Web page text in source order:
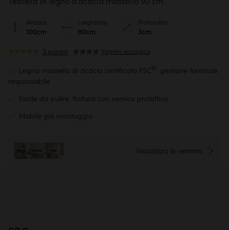
3 pareri Pagella ecologica
Legno massello di acacia certificato FSC
: gestione forestale
responsabile
Facile da pulire: finitura con vernice protettiva
Mobile già montaggio
Altezza
100cm
Larghezza
90cm
Profondità
3cm
Visualizza le versioni